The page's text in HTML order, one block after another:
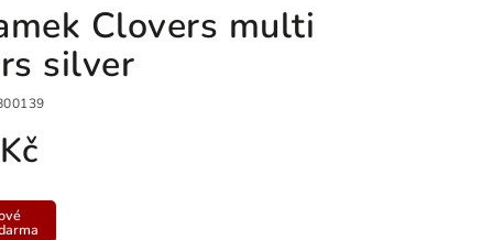
Clovers multi
silver